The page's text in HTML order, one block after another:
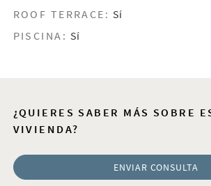
ROOF TERRACE: Sí
PISCINA: Sí
¿QUIERES SABER MÁS SOBRE
VIVIENDA?
ENVIAR CONSULTA